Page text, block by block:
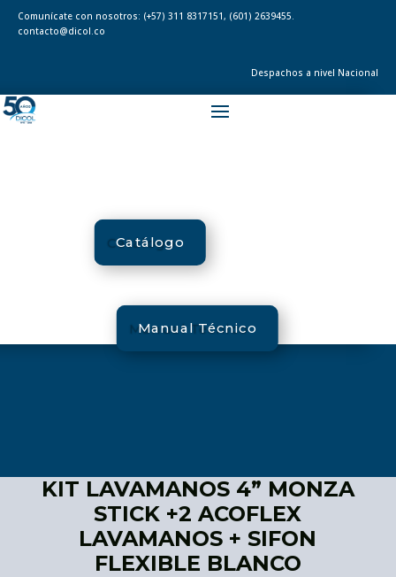
Comunícate con nosotros: (+57) 311 8317151, (601) 2639455.
contacto@dicol.co
Despachos a nivel Nacional
Catálogo
Manual Técnico
KIT LAVAMANOS 4” MONZA
STICK +2 ACOFLEX
LAVAMANOS + SIFON
FLEXIBLE BLANCO